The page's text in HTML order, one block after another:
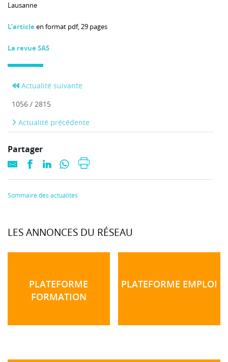
Lausanne
L’article en format pdf, 29 pages
La revue SAS
Actualité suivante
1056 / 2815
Actualité précédente
Partager
Sommaire des actualités
LES ANNONCES DU RÉSEAU
PLATEFORME
FORMATION
PLATEFORME EMPLOI